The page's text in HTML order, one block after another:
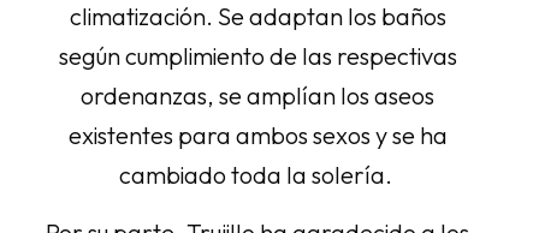
climatización. Se adaptan los baños
según cumplimiento de las respectivas
ordenanzas, se amplían los aseos
existentes para ambos sexos y se ha
cambiado toda la solería.